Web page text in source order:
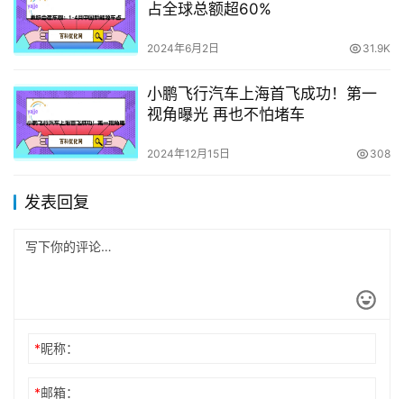
占全球总额超60%
2024年6月2日 31.9K
小鹏飞行汽车上海首飞成功！第一
视角曝光 再也不怕堵车
2024年12月15日 308
发表回复
*昵称：
*邮箱：